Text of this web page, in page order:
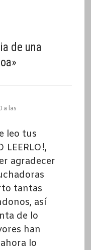
de una
»
a las
leo tus
LEERLO!,
agradecer
tantas
así
de lo
han
lo